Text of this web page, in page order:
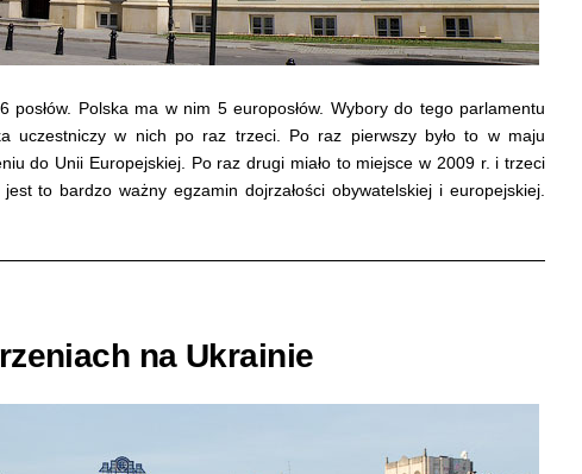
posłów. Polska ma w nim 5 europosłów. Wybory do tego parlamentu
uczestniczy w nich po raz trzeci. Po raz pierwszy było to w maju
do Unii Europejskiej. Po raz drugi miało to miejsce w 2009 r. i trzeci
to bardzo ważny egzamin dojrzałości obywatelskiej i europejskiej.
na Ukrainie